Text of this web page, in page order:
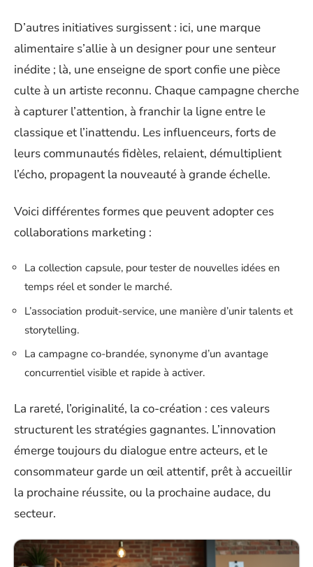
D’autres initiatives surgissent : ici, une marque
alimentaire s’allie à un designer pour une senteur
inédite ; là, une enseigne de sport confie une pièce
culte à un artiste reconnu. Chaque campagne cherche
à capturer l’attention, à franchir la ligne entre le
classique et l’inattendu. Les influenceurs, forts de
leurs communautés fidèles, relaient, démultiplient
l’écho, propagent la nouveauté à grande échelle.
Voici différentes formes que peuvent adopter ces
collaborations marketing :
La collection capsule, pour tester de nouvelles idées en
temps réel et sonder le marché.
L’association produit-service, une manière d’unir talents et
storytelling.
La campagne co-brandée, synonyme d’un avantage
concurrentiel visible et rapide à activer.
La rareté, l’originalité, la co-création : ces valeurs
structurent les stratégies gagnantes. L’innovation
émerge toujours du dialogue entre acteurs, et le
consommateur garde un œil attentif, prêt à accueillir
la prochaine réussite, ou la prochaine audace, du
secteur.